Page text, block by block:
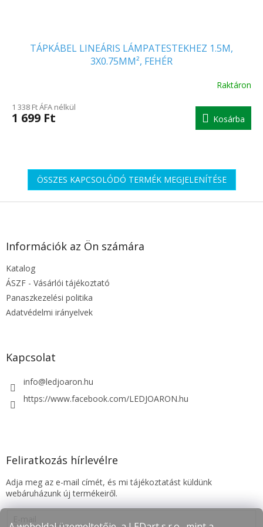
TÁPKÁBEL LINEÁRIS LÁMPATESTEKHEZ 1.5M,
3X0.75MM², FEHÉR
Raktáron
1 338 Ft ÁFA nélkül
1 699 Ft Kosárba
ÖSSZES KAPCSOLÓDÓ TERMÉK MEGJELENÍTÉSE
L
Információk az Ön számára
Katalog
ÁSZF - Vásárlói tájékoztató
Panaszkezelési politika
Adatvédelmi irányelvek
Kapcsolat
info@ledjoaron.hu
https://www.facebook.com/LEDJOARON.hu
Feliratkozás hírlevélre
Adja meg az e-mail címét, és mi tájékoztatást küldünk
webáruházunk új termékeiről.